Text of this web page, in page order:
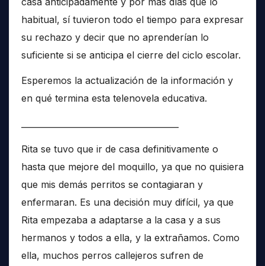
habitual, sí tuvieron todo el tiempo para expresar
su rechazo y decir que no aprenderían lo
suficiente si se anticipa el cierre del ciclo escolar.
Esperemos la actualización de la información y
en qué termina esta telenovela educativa.
Rita se tuvo que ir de casa definitivamente o
hasta que mejore del moquillo, ya que no quisiera
que mis demás perritos se contagiaran y
enfermaran. Es una decisión muy difícil, ya que
Rita empezaba a adaptarse a la casa y a sus
hermanos y todos a ella, y la extrañamos. Como
ella, muchos perros callejeros sufren de